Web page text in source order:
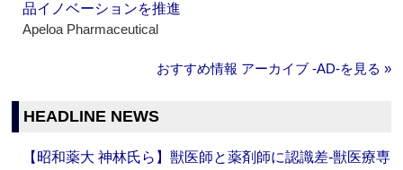
品イノベーションを推進
Apeloa Pharmaceutical
おすすめ情報 アーカイブ ‐AD‐を見る »
HEADLINE NEWS
【昭和薬大 神林氏ら】獣医師と薬剤師に認識差‐獣医療専